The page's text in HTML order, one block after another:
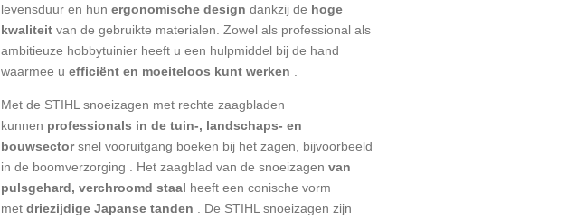
levensduur en hun ergonomische design dankzij de hoge
kwaliteit van de gebruikte materialen. Zowel als professional als
ambitieuze hobbytuinier heeft u een hulpmiddel bij de hand
waarmee u efficiënt en moeiteloos kunt werken
Met de STIHL snoeizagen met rechte zaagbladen
kunnen professionals in de tuin-, landschaps- en
bouwsector snel vooruitgang boeken bij het zagen, bijvoorbeeld
in de boomverzorging . Het zaagblad van de snoeizagen van
pulsgehard, verchroomd staal heeft een conische vorm
met driezijdige Japanse tanden
. De STIHL snoeizagen zijn